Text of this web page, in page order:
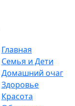
Главная
Семья и Дети
Домашний очаг
Здоровье
Красота